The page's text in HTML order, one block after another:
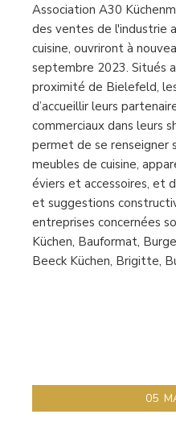
Association A30
des ventes de l'industrie
cuisine, ouvriront à
septembre 2023. Situés
proximité de Bielefeld,
d’accueillir leurs
commerciaux dans leurs
permet de se renseigner
meubles de cuisine,
éviers et accessoires, et
et suggestions
entreprises concernées
Küchen, Bauformat,
Beeck Küchen, Brigitte,
05